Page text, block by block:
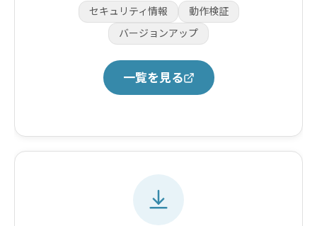
セキュリティ情報
動作検証
バージョンアップ
一覧を見る